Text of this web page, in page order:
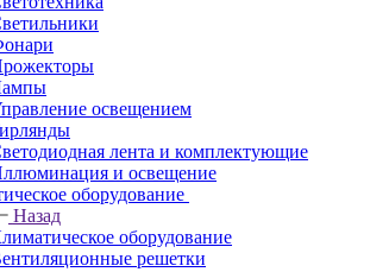
освещением
лента и комплектующие
и освещение
оборудование
Назад
оборудование
решетки